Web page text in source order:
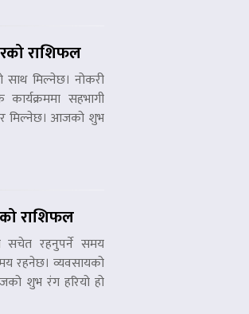
राशिफल
साथ मिल्नेछ। नोकरी
सहभागी
मिल्नेछ। आजको शुभ
राशिफल
सचेत रहनुपर्ने समय
रहनेछ। व्यवसायको
शुभ रंग हरियो हो